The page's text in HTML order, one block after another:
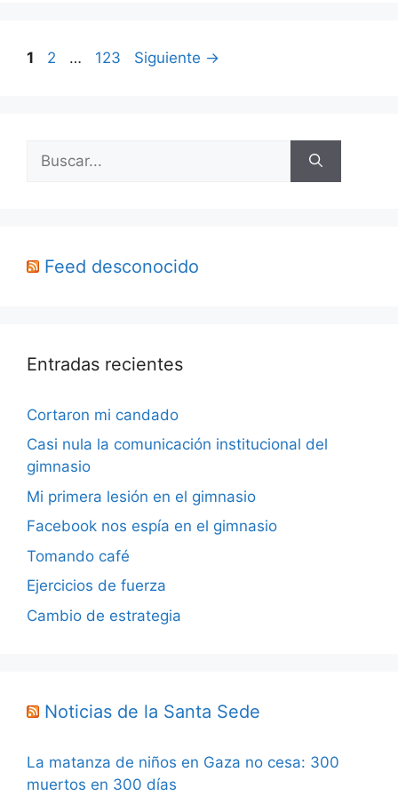
Página
1 Página
2 … Página
123 Siguiente →
Feed desconocido
Entradas recientes
Cortaron mi candado
Casi nula la comunicación institucional del
gimnasio
Mi primera lesión en el gimnasio
Facebook nos espía en el gimnasio
Tomando café
Ejercicios de fuerza
Cambio de estrategia
Noticias de la Santa Sede
La matanza de niños en Gaza no cesa: 300
muertos en 300 días